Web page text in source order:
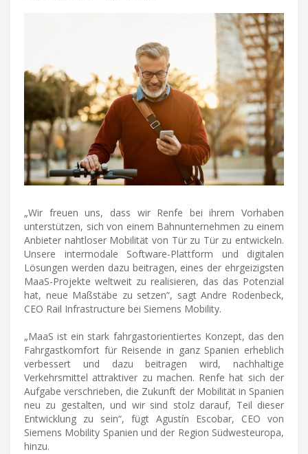
„Wir freuen uns, dass wir Renfe bei ihrem Vorhaben
unterstützen, sich von einem Bahnunternehmen zu einem
Anbieter nahtloser Mobilität von Tür zu Tür zu entwickeln.
Unsere intermodale Software-Plattform und digitalen
Lösungen werden dazu beitragen, eines der ehrgeizigsten
MaaS-Projekte weltweit zu realisieren, das das Potenzial
hat, neue Maßstäbe zu setzen“, sagt Andre Rodenbeck,
CEO Rail Infrastructure bei Siemens Mobility.
„MaaS ist ein stark fahrgastorientiertes Konzept, das den
Fahrgastkomfort für Reisende in ganz Spanien erheblich
verbessert und dazu beitragen wird, nachhaltige
Verkehrsmittel attraktiver zu machen. Renfe hat sich der
Aufgabe verschrieben, die Zukunft der Mobilität in Spanien
neu zu gestalten, und wir sind stolz darauf, Teil dieser
Entwicklung zu sein“, fügt Agustín Escobar, CEO von
Siemens Mobility Spanien und der Region Südwesteuropa,
hinzu.